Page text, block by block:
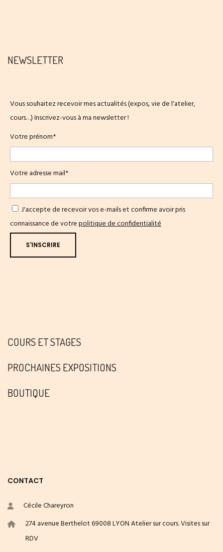
NEWSLETTER
Vous souhaitez recevoir mes actualités (expos, vie de l'atelier,
cours…) Inscrivez-vous à ma newsletter !
Votre prénom*
Votre adresse mail*
J'accepte de recevoir vos e-mails et confirme avoir pris
connaissance de votrepolitique de confidentialité
COURS ET STAGES
PROCHAINES EXPOSITIONS
BOUTIQUE
CONTACT
Cécile Chareyron
274 avenue Berthelot 69008 LYON Atelier sur cours. Visites sur
RDV